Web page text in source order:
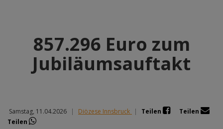
857.296 Euro zum
Jubiläumsauftakt
Samstag, 11.04.2026 | Diözese Innsbruck | Teilen
Teilen
Teilen